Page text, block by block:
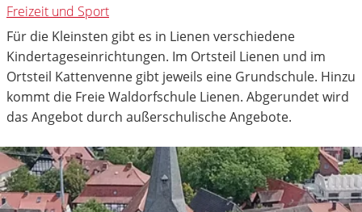
Freizeit und Sport
Für die Kleinsten gibt es in Lienen verschiedene
Kindertageseinrichtungen. Im Ortsteil Lienen und im
Ortsteil Kattenvenne gibt jeweils eine Grundschule. Hinzu
kommt die Freie Waldorfschule Lienen. Abgerundet wird
das Angebot durch außerschulische Angebote.